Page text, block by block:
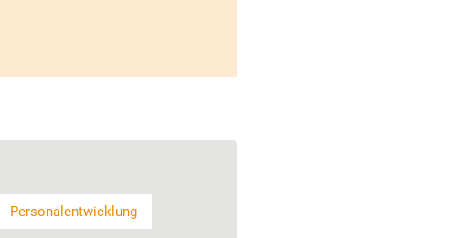
Personalentwicklung